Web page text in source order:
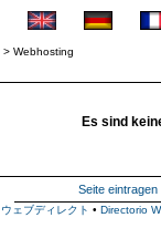
> Webhosting
Es sind
Seite eintragen
ウェブディレクト • Directorio